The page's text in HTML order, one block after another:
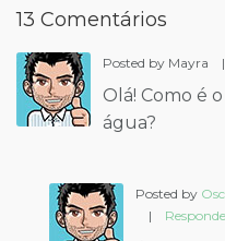
13 Comentários
Posted by Mayra |
Olá! Como é
água?
Posted by
|
Responder